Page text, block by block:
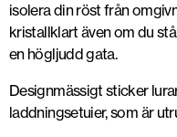
isolera din röst från
kristallklart även om du
en högljudd gata.
Designmässigt sticker
laddningsetuier, som är